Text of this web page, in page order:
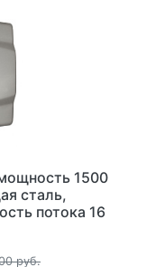
1500
сталь,
потока 16
размер
руб.